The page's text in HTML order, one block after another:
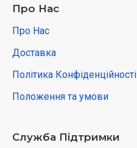
Про Нас
Про Нас
Доставка
Політика Конфіденційності
Положення та умови
Служба Підтримки